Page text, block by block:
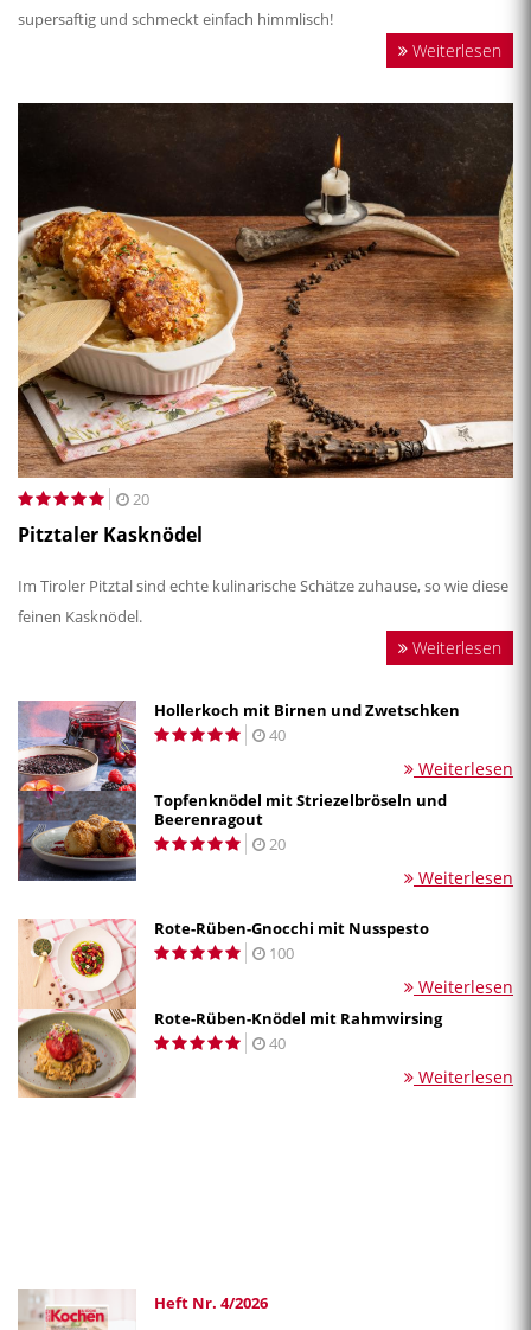
supersaftig und schmeckt einfach himmlisch!
Weiterlesen
20
Pitztaler Kasknödel
Im Tiroler Pitztal sind echte kulinarische Schätze zuhause, so wie diese
feinen Kasknödel.
Weiterlesen
Hollerkoch mit Birnen und Zwetschken
40
Weiterlesen
Topfenknödel mit Striezelbröseln und
Beerenragout
20
Weiterlesen
Rote-Rüben-Gnocchi mit Nusspesto
100
Weiterlesen
Rote-Rüben-Knödel mit Rahmwirsing
40
Weiterlesen
Heft Nr. 4/2026